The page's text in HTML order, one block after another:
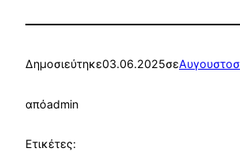
Δημοσιεύτηκε03.06.2025σεΑυγουστοσ
απόadmin
Ετικέτες: